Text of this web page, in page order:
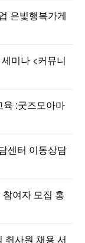
은빛행복가게
미나 <커뮤니
:굿즈모아마
센터 이동상담
여자 모집 홍
취사원 채용 서